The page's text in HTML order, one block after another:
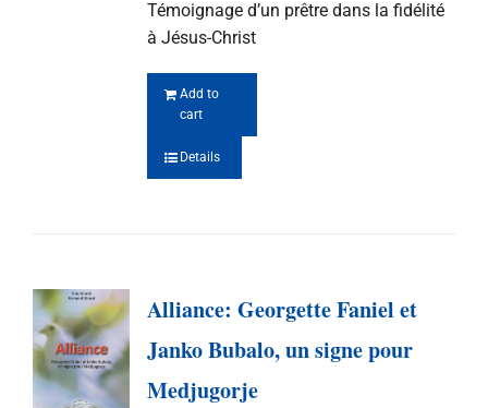
Témoignage d’un prêtre dans la fidélité
à Jésus-Christ
Add to
cart
Details
Alliance: Georgette Faniel et
Janko Bubalo, un signe pour
Medjugorje